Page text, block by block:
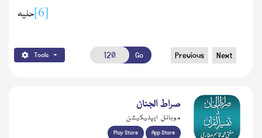
[6]حلیہ
Tools Go Previous Next
صراط الجنان
موبائل ایپلیکیشن
Play Store App Store